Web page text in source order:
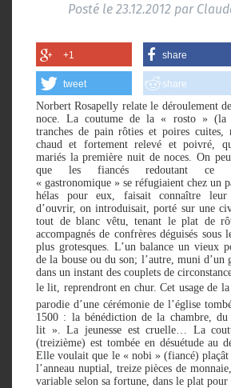
Posté le 23.12.2012 par
+1 share
tweet share
Norbert Rosapelly relate le déroulement
noce. La coutume de la « rosto » (la
tranches de pain rôties et poires cuites,
chaud et fortement relevé et poivré,
mariés la première nuit de noces. On
que les fiancés redoutant ce
« gastronomique » se réfugiaient chez un
hélas pour eux, faisait connaître
d’ouvrir, on introduisait, porté sur une
tout de blanc vêtu, tenant le plat de
accompagnés de confrères déguisés sous
plus grotesques. L’un balance un vieux
de la bouse ou du son; l’autre, muni d’un
dans un instant des couplets de
le lit, reprendront en chur. Cet usage de
parodie d’une cérémonie de l’église
1500 : la bénédiction de la chambre,
lit ». La jeunesse est cruelle… La
(treizième) est tombée en désuétude au
Elle voulait que le « nobi » (fiancé) plaçât
l’anneau nuptial, treize pièces de
variable selon sa fortune, dans le plat